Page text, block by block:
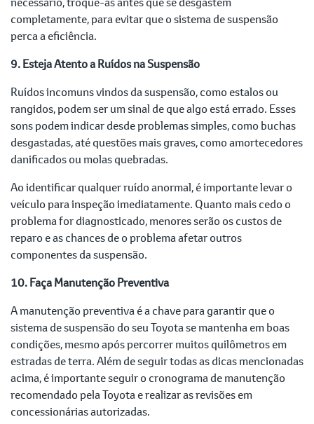
completamente, para evitar que o sistema de suspensão
perca a eficiência.
9. Esteja Atento a Ruídos na Suspensão
Ruídos incomuns vindos da suspensão, como estalos ou
rangidos, podem ser um sinal de que algo está errado. Esses
sons podem indicar desde problemas simples, como buchas
desgastadas, até questões mais graves, como amortecedores
danificados ou molas quebradas.
Ao identificar qualquer ruído anormal, é importante levar o
veículo para inspeção imediatamente. Quanto mais cedo o
problema for diagnosticado, menores serão os custos de
reparo e as chances de o problema afetar outros
componentes da suspensão.
10. Faça Manutenção Preventiva
A manutenção preventiva é a chave para garantir que o
sistema de suspensão do seu Toyota se mantenha em boas
condições, mesmo após percorrer muitos quilômetros em
estradas de terra. Além de seguir todas as dicas mencionadas
acima, é importante seguir o cronograma de manutenção
recomendado pela Toyota e realizar as revisões em
concessionárias autorizadas.